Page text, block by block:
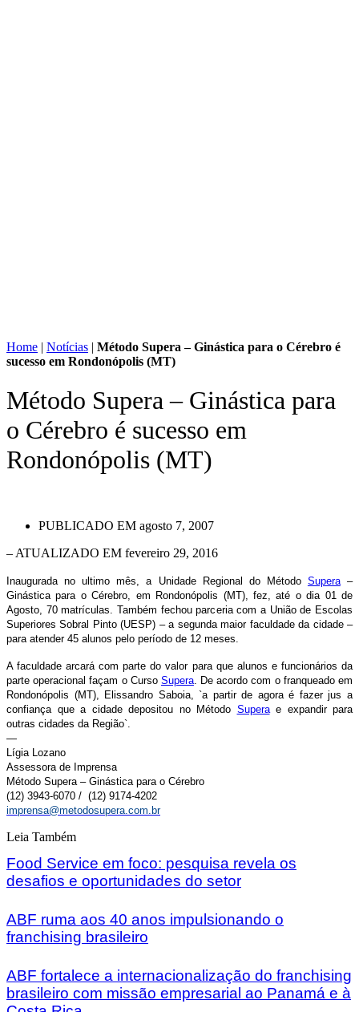
Home | Notícias | Método Supera – Ginástica para o Cérebro é
sucesso em Rondonópolis (MT)
Método Supera – Ginástica para
o Cérebro é sucesso em
Rondonópolis (MT)
PUBLICADO EM agosto 7, 2007
– ATUALIZADO EM fevereiro 29, 2016
Inaugurada no ultimo mês, a Unidade Regional do Método Supera–
Ginástica para o Cérebro, em Rondonópolis (MT), fez, até o dia 01 de
Agosto, 70 matrículas. Também fechou parceria com a União de Escolas
Superiores Sobral Pinto (UESP) – a segunda maior faculdade da cidade –
para atender 45 alunos pelo período de 12 meses.
A faculdade arcará com parte do valor para que alunos e funcionários da
parte operacional façam o Curso Supera. De acordo com o franqueado em
Rondonópolis (MT), Elissandro Saboia, `a partir de agora é fazer jus a
confiança que a cidade depositou no Método Superae expandir para
outras cidades da Região`.
—
Lígia Lozano
Assessora de Imprensa
Método Supera – Ginástica para o Cérebro
(12) 3943-6070 / (12) 9174-4202
imprensa@metodosupera.com.br
Leia Também
Food Service em foco: pesquisa revela os
desafios e oportunidades do setor
ABF ruma aos 40 anos impulsionando o
franchising brasileiro
ABF fortalece a internacionalização do franchising
brasileiro com missão empresarial ao Panamá e à